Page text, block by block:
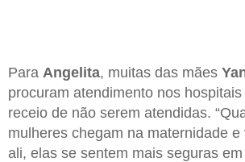
Para Angelita, muitas das mães
procuram atendimento nos
receio de não serem atendidas.
mulheres chegam na maternidade e
ali, elas se sentem mais seguras